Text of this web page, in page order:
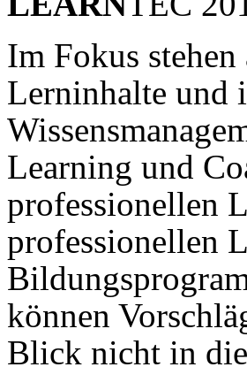
Im Fokus
Lerninhalte und
Learning und
professionellen
professionellen
können
Blick nicht in